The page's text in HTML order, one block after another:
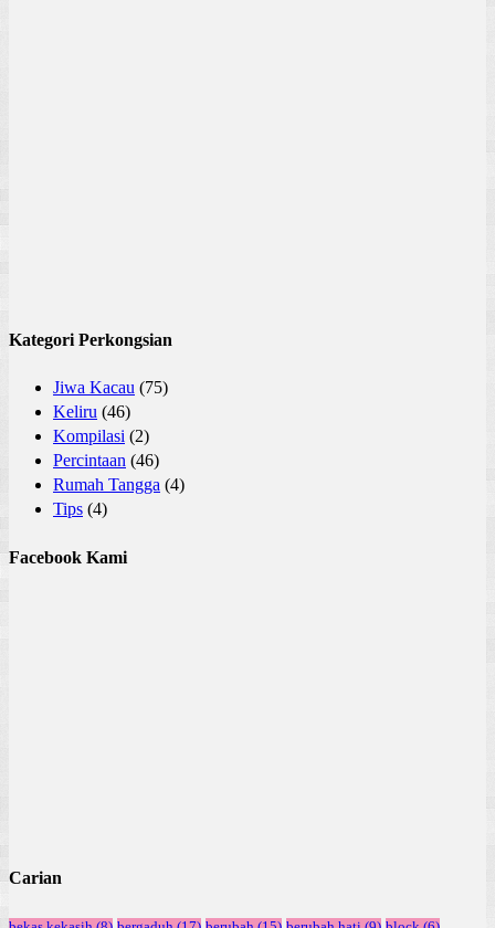
Kategori Perkongsian
Jiwa Kacau (75)
Keliru (46)
Kompilasi (2)
Percintaan (46)
Rumah Tangga (4)
Tips (4)
Facebook Kami
Carian